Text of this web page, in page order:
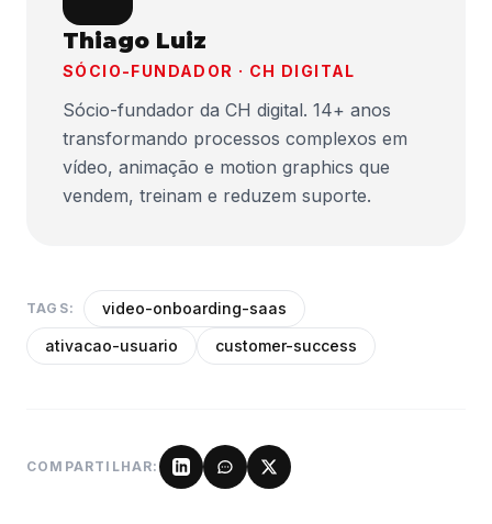
Thiago Luiz
SÓCIO-FUNDADOR · CH DIGITAL
Sócio-fundador da CH digital. 14+ anos
transformando processos complexos em
vídeo, animação e motion graphics que
vendem, treinam e reduzem suporte.
TAGS:
video-onboarding-saas
ativacao-usuario
customer-success
COMPARTILHAR: